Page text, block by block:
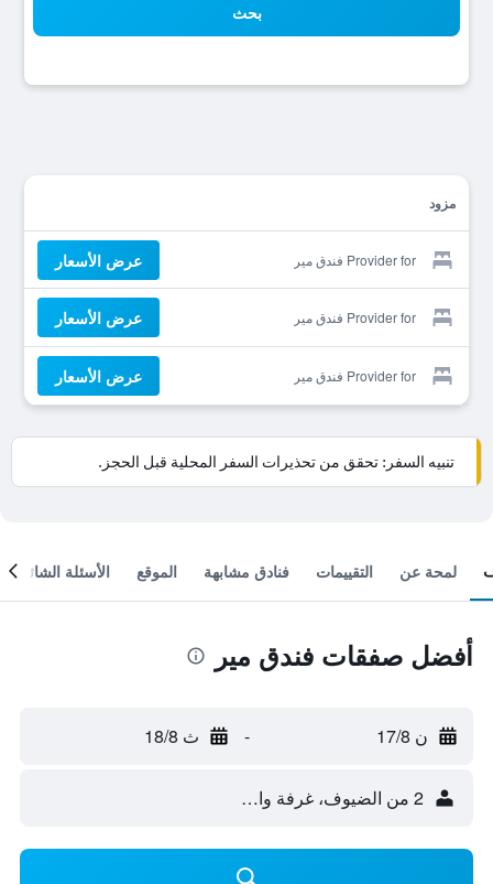
بحث
مزود
Provider for فندق مير عرض الأسعار
Provider for فندق مير عرض الأسعار
Provider for فندق مير عرض الأسعار
تنبيه السفر: تحقق من تحذيرات السفر المحلية قبل الحجز.
لمحة عن التقييمات فنادق مشابهة الموقع الأسئلة الشائعة
أفضل صفقات فندق مير
ن 17/8 - ث 18/8
2 من الضيوف، غرفة واحدة